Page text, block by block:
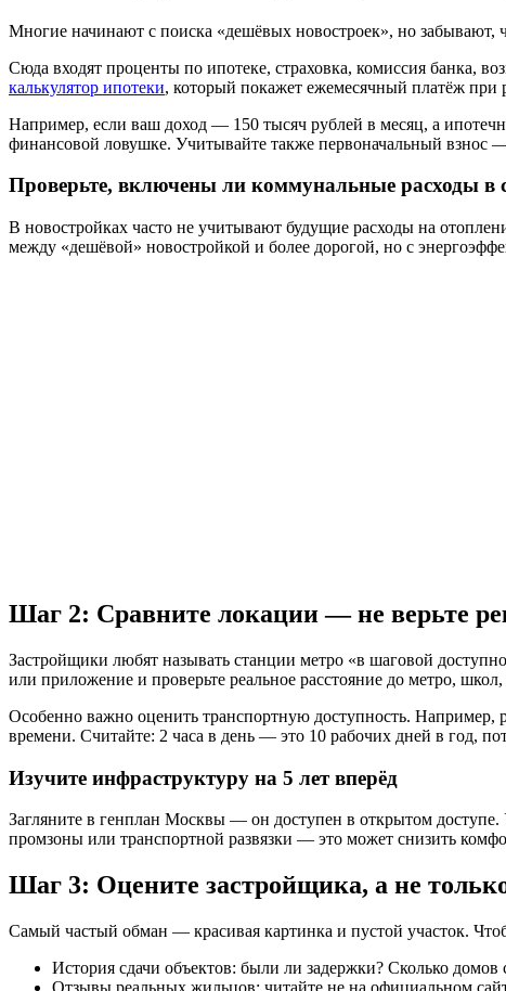
Многие начинают с поиска «дешёвых новостроек», но забывают,
Сюда входят проценты по ипотеке, страховка, комиссия банка,
калькулятор ипотеки, который покажет ежемесячный платёж при
Например, если ваш доход — 150 тысяч рублей в месяц, а
финансовой ловушке. Учитывайте также первоначальный взнос
Проверьте, включены ли коммунальные расходы в
В новостройках часто не учитывают будущие расходы на
между «дешёвой» новостройкой и более дорогой, но с
Шаг 2: Сравните локации — не верьте
Застройщики любят называть станции метро «в шаговой
или приложение и проверьте реальное расстояние до метро,
Особенно важно оценить транспортную доступность.
времени. Считайте: 2 часа в день — это 10 рабочих дней в год,
Изучите инфраструктуру на 5 лет вперёд
Загляните в генплан Москвы — он доступен в открытом
промзоны или транспортной развязки — это может снизить
Шаг 3: Оцените застройщика, а не
Самый частый обман — красивая картинка и пустой участок.
История сдачи объектов: были ли задержки? Сколько домов